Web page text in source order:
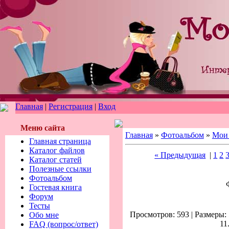
Главная | Регистрация | Вход
Меню сайта
Главная страница
Каталог файлов
Каталог статей
Полезные ссылки
Фотоальбом
Гостевая книга
Форум
Тесты
Обо мне
FAQ (вопрос/ответ)
Главная» Фотоальбом» Мои
« Предыдущая | 1 2
Просмотров: 593 |